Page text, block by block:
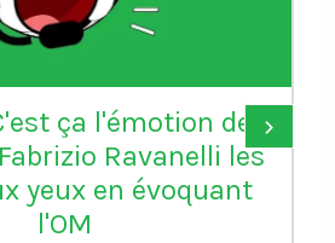
ça l'émotion de
Ravanelli les
yeux en évoquant
l'OM
›